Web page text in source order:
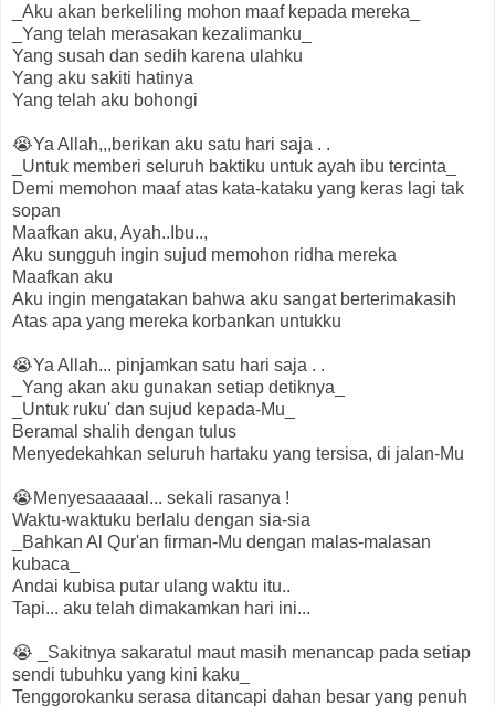
_Aku akan berkeliling mohon maaf kepada mereka_
_Yang telah merasakan kezalimanku_
Yang susah dan sedih karena ulahku
Yang aku sakiti hatinya
Yang telah aku bohongi
😭Ya Allah,,,berikan aku satu hari saja . .
_Untuk memberi seluruh baktiku untuk ayah ibu tercinta_
Demi memohon maaf atas kata-kataku yang keras lagi tak
sopan
Maafkan aku, Ayah..Ibu..,
Aku sungguh ingin sujud memohon ridha mereka
Maafkan aku
Aku ingin mengatakan bahwa aku sangat berterimakasih
Atas apa yang mereka korbankan untukku
😭Ya Allah... pinjamkan satu hari saja . .
_Yang akan aku gunakan setiap detiknya_
_Untuk ruku' dan sujud kepada-Mu_
Beramal shalih dengan tulus
Menyedekahkan seluruh hartaku yang tersisa, di jalan-Mu
😭Menyesaaaaal... sekali rasanya !
Waktu-waktuku berlalu dengan sia-sia
_Bahkan Al Qur'an firman-Mu dengan malas-malasan
kubaca_
Andai kubisa putar ulang waktu itu..
Tapi... aku telah dimakamkan hari ini...
😭 _Sakitnya sakaratul maut masih menancap pada setiap
sendi tubuhku yang kini kaku_
Tenggorokanku serasa ditancapi dahan besar yang penuh